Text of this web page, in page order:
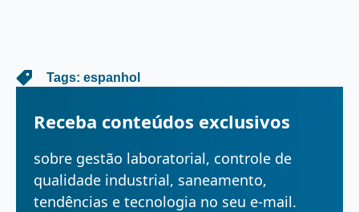
   Tags:
espanhol
Receba conteúdos exclusivos
sobre gestão laboratorial, controle de
qualidade industrial, saneamento,
tendências e tecnologia no seu e-mail.